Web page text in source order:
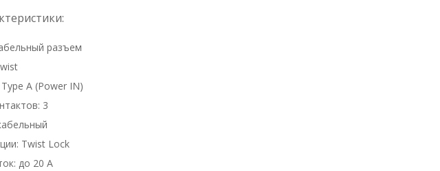
разъем
A (Power IN)
3
Twist Lock
до 20 A